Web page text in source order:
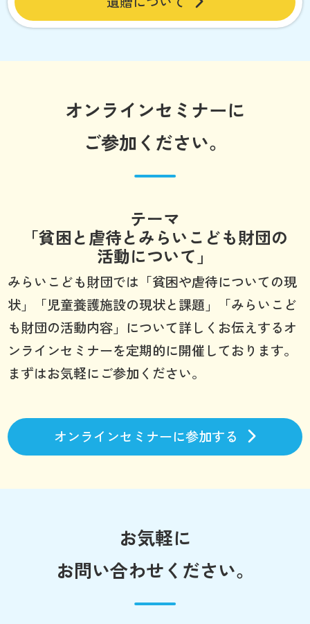
オンラインセミナーに
ご参加ください。
テーマ
「貧困と虐待とみらいこども財団の
活動について」
みらいこども財団では「貧困や虐待についての現
状」「児童養護施設の現状と課題」「みらいこど
も財団の活動内容」について詳しくお伝えするオ
ンラインセミナーを定期的に開催しております。
まずはお気軽にご参加ください。
オンラインセミナーに参加する
お気軽に
お問い合わせください。